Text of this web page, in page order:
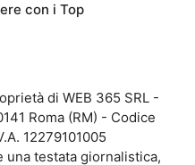
con i Top
di WEB 365 SRL -
Roma (RM) - Codice
12279101005
una testata giornalistica,